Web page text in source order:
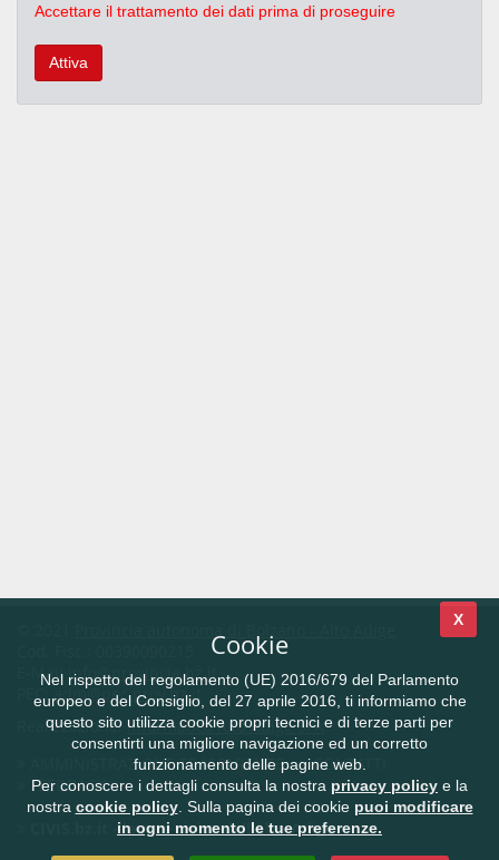
Accettare il trattamento dei dati prima di proseguire
Attiva
E-Mail info@provincia.bz.it
PEC:adm@pec.prov.bz.it
Realizzazione: Informatica Alto Adige SPA
AMMINISTRAZIONE TRASPARENTE
CONTATTI
FEEDBACK
CIVIS.bz.it - la rete civica dell'Alto Adige
X
Cookie
Nel rispetto del regolamento (UE) 2016/679 del Parlamento
europeo e del Consiglio, del 27 aprile 2016, ti informiamo che
questo sito utilizza cookie propri tecnici e di terze parti per
consentirti una migliore navigazione ed un corretto
funzionamento delle pagine web.
Per conoscere i dettagli consulta la nostra privacy policy e la
nostra cookie policy. Sulla pagina dei cookie puoi modificare
in ogni momento le tue preferenze.